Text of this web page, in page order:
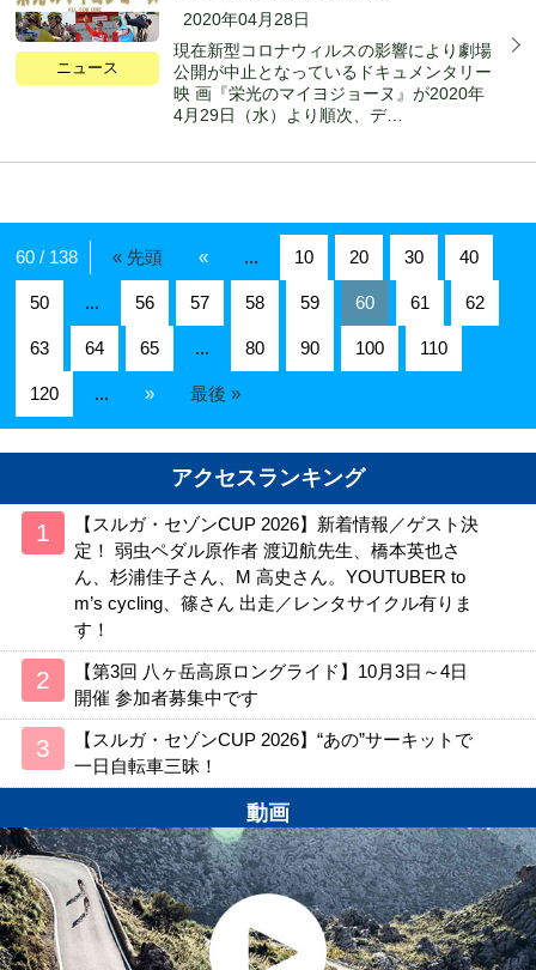
ニュース
2020年04月28日
現在新型コロナウィルスの影響により劇場
公開が中止となっているドキュメンタリー
映 画『栄光のマイヨジョーヌ』が2020年
4月29日（水）より順次、デ…
60 / 138 « 先頭 « ... 10 20 30 40
50 ... 56 57 58 59 60 61 62
63 64 65 ... 80 90 100 110
120 ... » 最後 »
アクセスランキング
【スルガ・セゾンCUP 2026】新着情報／ゲスト決
定！ 弱虫ペダル原作者 渡辺航先生、橋本英也さ
ん、杉浦佳子さん、M 高史さん。YOUTUBER to
m’s cycling、篠さん 出走／レンタサイクル有りま
す！
【第3回 八ヶ岳高原ロングライド】10月3日～4日
開催 参加者募集中です
【スルガ・セゾンCUP 2026】“あの”サーキットで
一日自転車三昧！
動画